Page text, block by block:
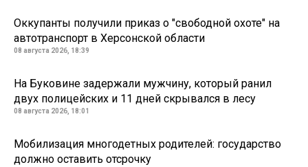
Оккупанты получили приказ о "свободной охоте" на
автотранспорт в Херсонской области
08 августа 2026, 18:39
На Буковине задержали мужчину, который ранил
двух полицейских и 11 дней скрывался в лесу
08 августа 2026, 18:01
Мобилизация многодетных родителей: государство
должно оставить отсрочку